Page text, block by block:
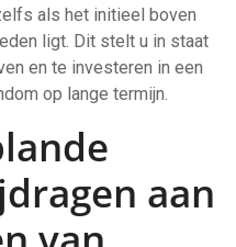
als het initieel boven
ligt. Dit stelt u in staat
en te investeren in een
op lange termijn.
aan